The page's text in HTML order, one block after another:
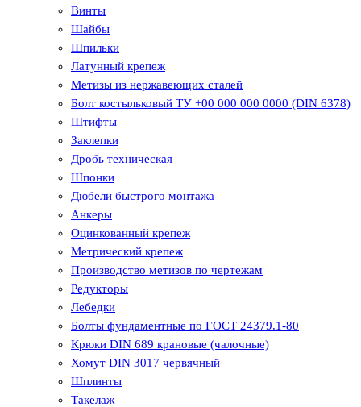
Винты
Шайбы
Шпильки
Латунный крепеж
Метизы из нержавеющих сталей
Болт костыльковый ТУ +00 000 000 0000 (DIN 6378)
Штифты
Заклепки
Дробь техническая
Шпонки
Дюбели быстрого монтажа
Анкеры
Оцинкованный крепеж
Метрический крепеж
Производство метизов по чертежам
Редукторы
Лебедки
Болты фундаментные по ГОСТ 24379.1-80
Крюки DIN 689 крановые (чалочные)
Хомут DIN 3017 червячный
Шплинты
Такелаж